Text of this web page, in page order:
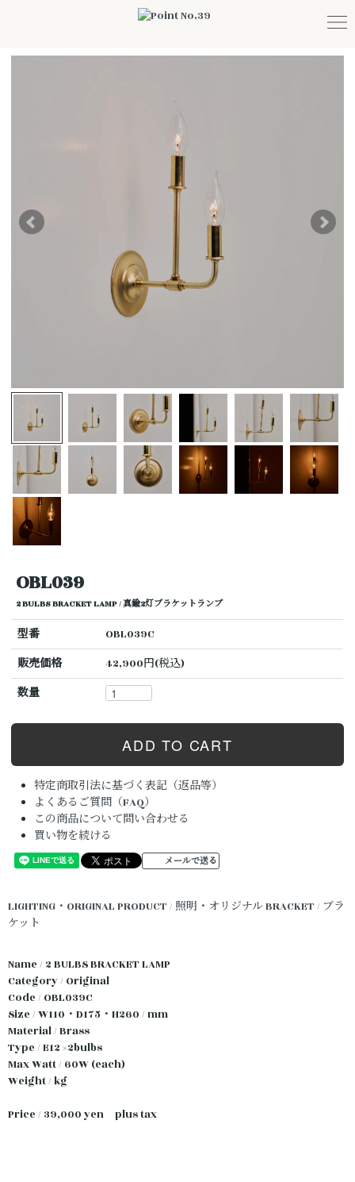
OBL039
2 BULBS BRACKET LAMP / 真鍮2灯ブラケットランプ
型番
OBL039C
販売価格
42,900円(税込)
数量
特定商取引法に基づく表記（返品等）
よくあるご質問（FAQ）
この商品について問い合わせる
買い物を続ける
メールで送る
LIGHTING・ORIGINAL PRODUCT / 照明・オリジナルBRACKET / ブラ
ケット
Name / 2 BULBS BRACKET LAMP
Category / Original
Code / OBL039C
Size / W110・D175・H260 / mm
Material / Brass
Type / E12 ×2bulbs
Max Watt / 60W (each)
Weight / kg
Price / 39,000 yen plus tax